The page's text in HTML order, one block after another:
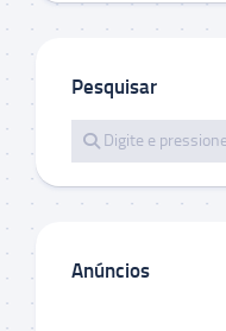
Pesquisar
Anúncios